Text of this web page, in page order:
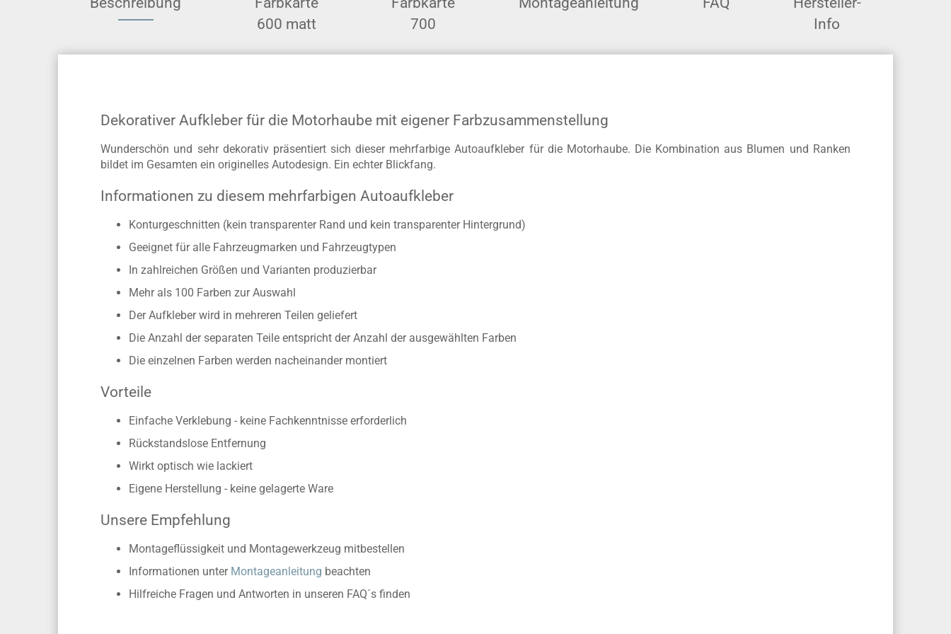
600 matt
700
Info
Dekorativer Aufkleber für die Motorhaube mit eigener Farbzusammenstellung
Wunderschön und sehr dekorativ präsentiert sich dieser mehrfarbige Autoaufkleber für die Motorhaube. Die Kombination aus Blumen und Ranken
bildet im Gesamten ein originelles Autodesign. Ein echter Blickfang.
Informationen zu diesem mehrfarbigen Autoaufkleber
Konturgeschnitten (kein transparenter Rand und kein transparenter Hintergrund)
Geeignet für alle Fahrzeugmarken und Fahrzeugtypen
In zahlreichen Größen und Varianten produzierbar
Mehr als 100 Farben zur Auswahl
Der Aufkleber wird in mehreren Teilen geliefert
Die Anzahl der separaten Teile entspricht der Anzahl der ausgewählten Farben
Die einzelnen Farben werden nacheinander montiert
Vorteile
Einfache Verklebung - keine Fachkenntnisse erforderlich
Rückstandslose Entfernung
Wirkt optisch wie lackiert
Eigene Herstellung - keine gelagerte Ware
Unsere Empfehlung
Montageflüssigkeit und Montagewerkzeug mitbestellen
Informationen unter Montageanleitung beachten
Hilfreiche Fragen und Antworten in unseren FAQ´s finden